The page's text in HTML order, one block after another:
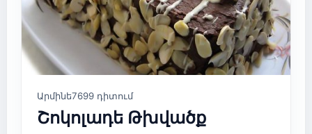
Արմինե7699 դիտում
Շոկոլադե Թխվածք